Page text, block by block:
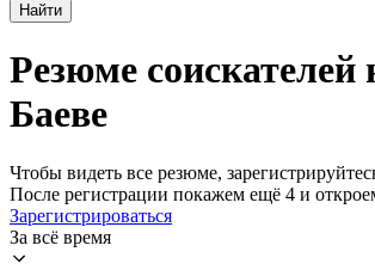
Найти
Резюме
Баеве
Чтобы видеть все резюме,
После регистрации покажем ещё 4 и
Зарегистрироваться
За всё время